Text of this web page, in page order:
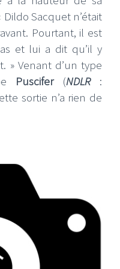
Sacquet n’était
Pourtant, il est
et lui a dit qu’il y
» Venant d’un type
Puscifer (NDLR :
sortie n’a rien de